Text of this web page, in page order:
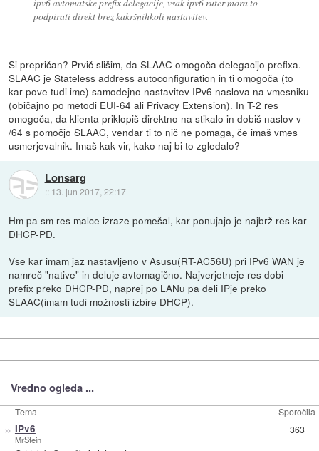
podpirati direkt brez kakršnihkoli nastavitev.
Si prepričan? Prvič slišim, da SLAAC omogoča delegacijo prefixa.
SLAAC je Stateless address autoconfiguration in ti omogoča (to
kar pove tudi ime) samodejno nastavitev IPv6 naslova na vmesniku
(običajno po metodi EUI-64 ali Privacy Extension). In T-2 res
omogoča, da klienta priklopiš direktno na stikalo in dobiš naslov v
/64 s pomočjo SLAAC, vendar ti to nič ne pomaga, če imaš vmes
usmerjevalnik. Imaš kak vir, kako naj bi to zgledalo?
Lonsarg
:: 13. jun 2017, 22:17
Hm pa sm res malce izraze pomešal, kar ponujajo je najbrž res kar
DHCP-PD.
Vse kar imam jaz nastavljeno v Asusu(RT-AC56U) pri IPv6 WAN je
namreč "native" in deluje avtomagično. Najverjetneje res dobi
prefix preko DHCP-PD, naprej po LANu pa deli IPje preko
SLAAC(imam tudi možnosti izbire DHCP).
Vredno ogleda ...
Tema Sporočila
» IPv6
MrStein
363